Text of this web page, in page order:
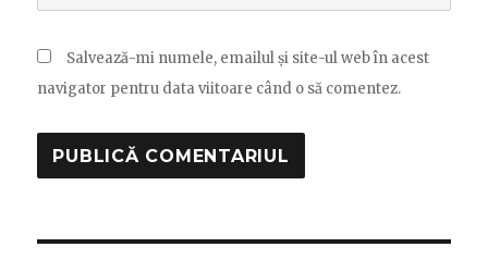
Salvează-mi numele, emailul și site-ul web în acest
navigator pentru data viitoare când o să comentez.